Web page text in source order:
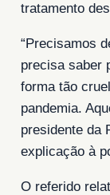
tratamento
“Precisamos
precisa saber
forma tão
pandemia.
presidente da
explicação à
O referido